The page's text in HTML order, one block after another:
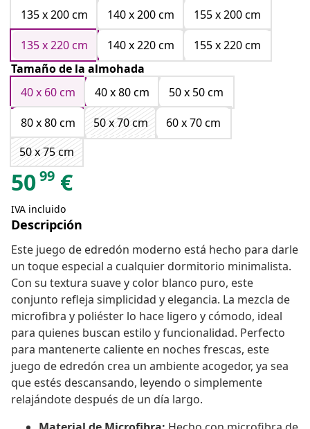
135 x 200 cm
140 x 200 cm
155 x 200 cm
135 x 220 cm
140 x 220 cm
155 x 220 cm
Tamaño de la almohada
40 x 60 cm
40 x 80 cm
50 x 50 cm
80 x 80 cm
50 x 70 cm
60 x 70 cm
50 x 75 cm
5099 €
IVA incluido
Descripción
Este juego de edredón moderno está hecho para darle
un toque especial a cualquier dormitorio minimalista.
Con su textura suave y color blanco puro, este
conjunto refleja simplicidad y elegancia. La mezcla de
microfibra y poliéster lo hace ligero y cómodo, ideal
para quienes buscan estilo y funcionalidad. Perfecto
para mantenerte caliente en noches frescas, este
juego de edredón crea un ambiente acogedor, ya sea
que estés descansando, leyendo o simplemente
relajándote después de un día largo.